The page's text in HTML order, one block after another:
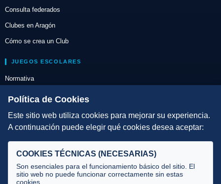
Consulta federados
Clubes en Aragón
Cómo se crea un Club
JUEGOS ESCOLARES
Normativa
Escuelas de Triatlón
DIRECCIÓN TÉCNICA
Selecciones
Tecnificación
Política de Cookies
Este sitio web utiliza cookies para mejorar su experiencia.
A continuación puede elegir qué cookies desea aceptar:
COOKIES TÉCNICAS (NECESARIAS)
Son esenciales para el funcionamiento básico del sitio. El
sitio web no puede funcionar correctamente sin estas
cookies.